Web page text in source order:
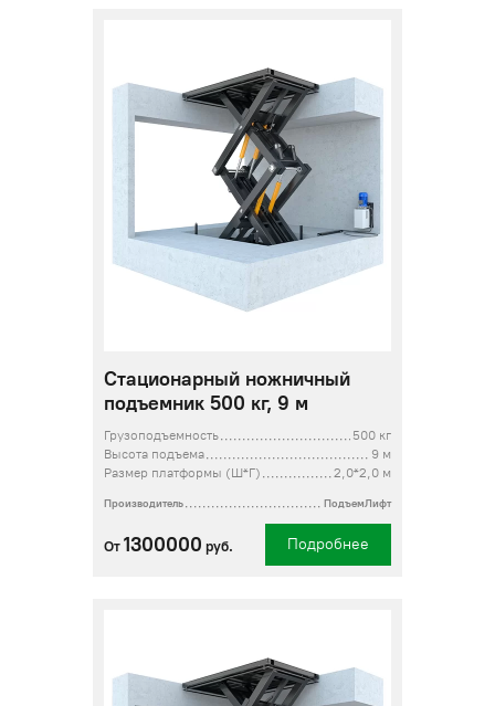
Стационарный ножничный
подъемник 500 кг, 9 м
Грузоподъемность
500 кг
Высота подъема
9 м
Размер платформы (Ш*Г)
2,0*2,0 м
Производитель ПодъемЛифт
От 1300000 руб. Подробнее